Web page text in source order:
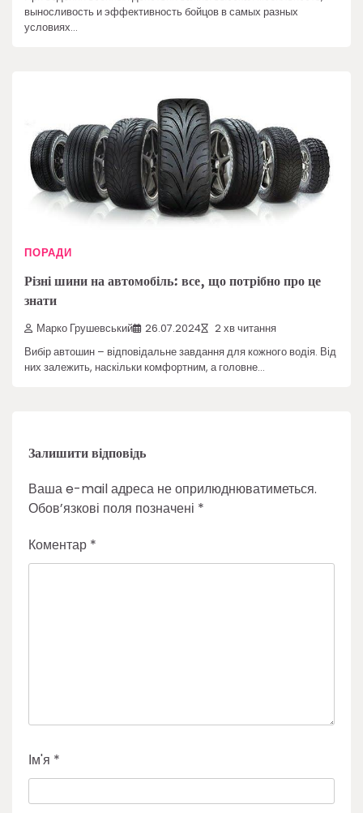
выносливость и эффективность бойцов в самых разных
условиях…
ПОРАДИ
Різні шини на автомобіль: все, що потрібно про це
знати
Марко Грушевський 26.07.2024 2 хв читання
Вибір автошин – відповідальне завдання для кожного водія. Від
них залежить, наскільки комфортним, а головне…
Залишити відповідь
Ваша e-mail адреса не оприлюднюватиметься.
Обов’язкові поля позначені *
Коментар *
Ім'я *